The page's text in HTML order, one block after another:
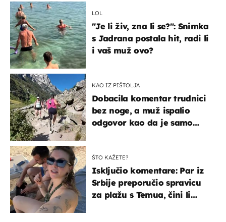
LOL
"Je li živ, zna li se?": Snimka
s Jadrana postala hit, radi li
i vaš muž ovo?
KAO IZ PIŠTOLJA
Dobacila komentar trudnici
bez noge, a muž ispalio
odgovor kao da je samo
ŠTO KAŽETE?
Isključio komentare: Par iz
Srbije preporučio spravicu
za plažu s Temua, čini li